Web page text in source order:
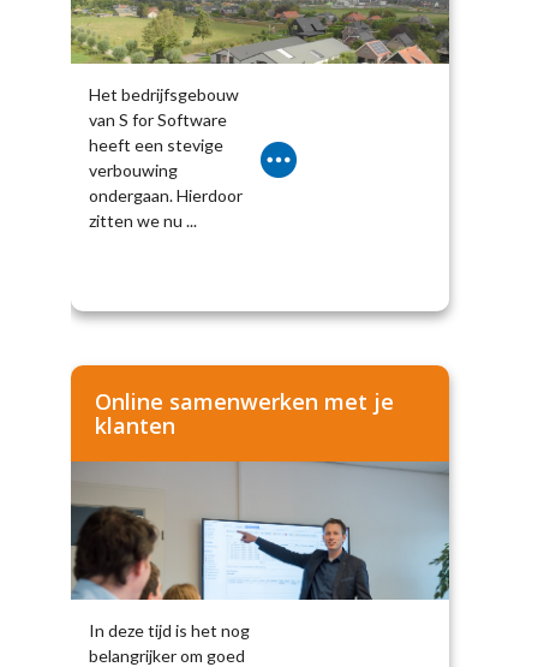
Het bedrijfsgebouw
van S for Software
heeft een stevige
verbouwing
ondergaan. Hierdoor
zitten we nu ...
Online samenwerken met je
klanten
In deze tijd is het nog
belangrijker om goed